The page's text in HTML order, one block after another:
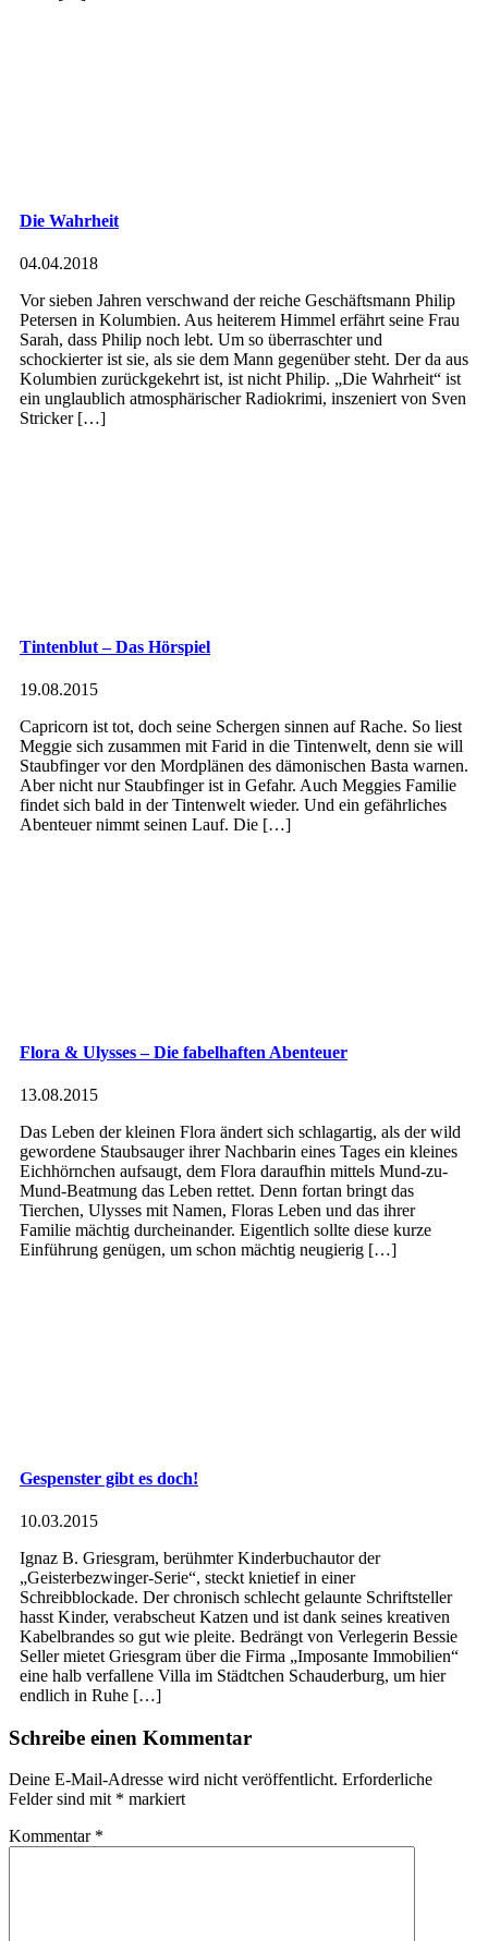
Die Wahrheit
04.04.2018
Vor sieben Jahren verschwand der reiche Geschäftsmann Philip
Petersen in Kolumbien. Aus heiterem Himmel erfährt seine Frau
Sarah, dass Philip noch lebt. Um so überraschter und
schockierter ist sie, als sie dem Mann gegenüber steht. Der da aus
Kolumbien zurückgekehrt ist, ist nicht Philip. „Die Wahrheit“ ist
ein unglaublich atmosphärischer Radiokrimi, inszeniert von Sven
Stricker […]
Tintenblut – Das Hörspiel
19.08.2015
Capricorn ist tot, doch seine Schergen sinnen auf Rache. So liest
Meggie sich zusammen mit Farid in die Tintenwelt, denn sie will
Staubfinger vor den Mordplänen des dämonischen Basta warnen.
Aber nicht nur Staubfinger ist in Gefahr. Auch Meggies Familie
findet sich bald in der Tintenwelt wieder. Und ein gefährliches
Abenteuer nimmt seinen Lauf. Die […]
Flora & Ulysses – Die fabelhaften Abenteuer
13.08.2015
Das Leben der kleinen Flora ändert sich schlagartig, als der wild
gewordene Staubsauger ihrer Nachbarin eines Tages ein kleines
Eichhörnchen aufsaugt, dem Flora daraufhin mittels Mund-zu-
Mund-Beatmung das Leben rettet. Denn fortan bringt das
Tierchen, Ulysses mit Namen, Floras Leben und das ihrer
Familie mächtig durcheinander. Eigentlich sollte diese kurze
Einführung genügen, um schon mächtig neugierig […]
Gespenster gibt es doch!
10.03.2015
Ignaz B. Griesgram, berühmter Kinderbuchautor der
„Geisterbezwinger-Serie“, steckt knietief in einer
Schreibblockade. Der chronisch schlecht gelaunte Schriftsteller
hasst Kinder, verabscheut Katzen und ist dank seines kreativen
Kabelbrandes so gut wie pleite. Bedrängt von Verlegerin Bessie
Seller mietet Griesgram über die Firma „Imposante Immobilien“
eine halb verfallene Villa im Städtchen Schauderburg, um hier
endlich in Ruhe […]
Schreibe einen Kommentar
Deine E-Mail-Adresse wird nicht veröffentlicht. Erforderliche
Felder sind mit * markiert
Kommentar *